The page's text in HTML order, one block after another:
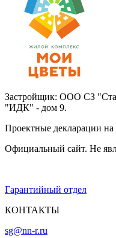
Застройщик: ООО СЗ
"ИДК" - дом 9.
Проектные декларации
Официальный сайт. Не
Гарантийный отдел
КОНТАКТЫ
sg@nn-r.ru